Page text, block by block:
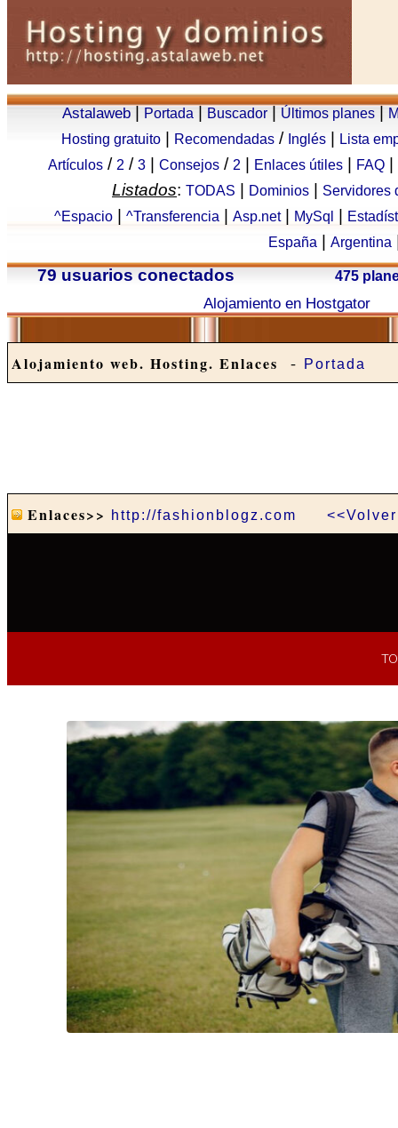
Astalaweb Portada Buscador Últimos planes
Hosting gratuito
Recomendadas / Inglés
Lista
Artículos / 2 / 3 Consejos / 2 Enlaces útiles FAQ
Listados: TODAS Dominios
Servidores
^Espacio
^Transferencia Asp.net| MySql
España
Argentina
79 usuarios conectados
475
Alojamiento en Hostgator
Alojamiento web. Hosting. Enlaces - Portada
Enlaces>> http://fashionblogz.com <<Volver